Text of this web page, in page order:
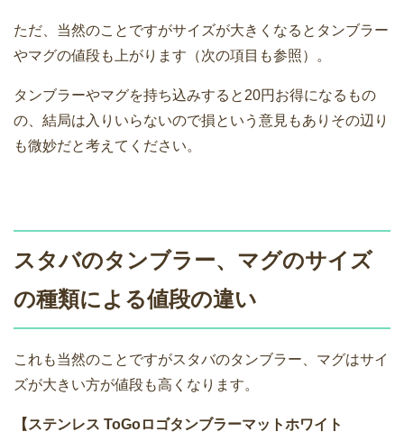
ただ、当然のことですがサイズが大きくなるとタンブラー
やマグの値段も上がります（次の項目も参照）。
タンブラーやマグを持ち込みすると20円お得になるもの
の、結局は入りいらないので損という意見もありその辺り
も微妙だと考えてください。
スタバのタンブラー、マグのサイズ
の種類による値段の違い
これも当然のことですがスタバのタンブラー、マグはサイ
ズが大きい方が値段も高くなります。
【ステンレス ToGoロゴタンブラーマットホワイト